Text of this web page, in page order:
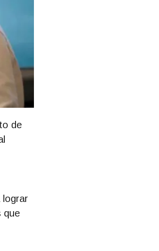
de
lograr
que